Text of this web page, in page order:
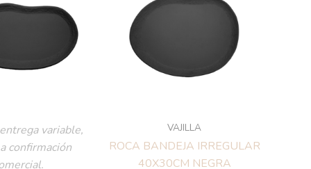
variable,
confirmación
VAJILLA
ROCA BANDEJA IRREGULAR
40X30CM NEGRA